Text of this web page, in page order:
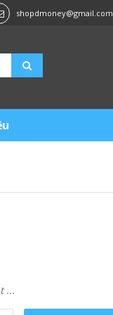
shopdmoney@gmail.com
...